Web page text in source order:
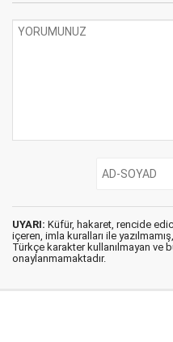
UYARI: Küfür, hakaret, rencide
içeren, imla kuralları ile yazılmamış,
Türkçe karakter kullanılmayan ve
onaylanmamaktadır.